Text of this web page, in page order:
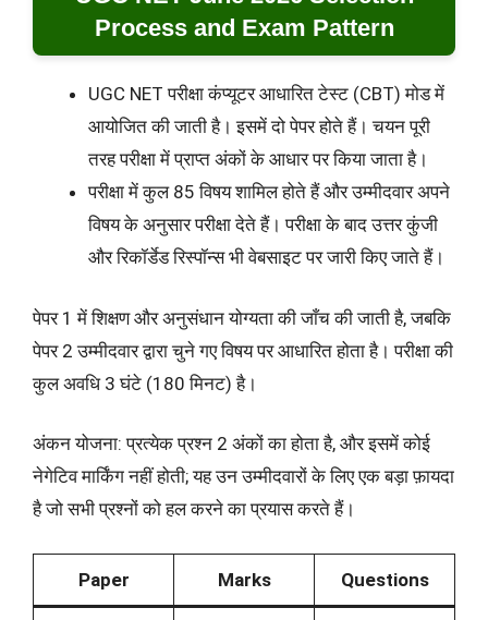
Process and Exam Pattern
UGC NET परीक्षा कंप्यूटर आधारित टेस्ट (CBT) मोड में
आयोजित की जाती है। इसमें दो पेपर होते हैं। चयन पूरी
तरह परीक्षा में प्राप्त अंकों के आधार पर किया जाता है।
परीक्षा में कुल 85 विषय शामिल होते हैं और उम्मीदवार अपने
विषय के अनुसार परीक्षा देते हैं। परीक्षा के बाद उत्तर कुंजी
और रिकॉर्डेड रिस्पॉन्स भी वेबसाइट पर जारी किए जाते हैं।
पेपर 1 में शिक्षण और अनुसंधान योग्यता की जाँच की जाती है, जबकि
पेपर 2 उम्मीदवार द्वारा चुने गए विषय पर आधारित होता है। परीक्षा की
कुल अवधि 3 घंटे (180 मिनट) है।
अंकन योजना: प्रत्येक प्रश्न 2 अंकों का होता है, और इसमें कोई
नेगेटिव मार्किंग नहीं होती; यह उन उम्मीदवारों के लिए एक बड़ा फ़ायदा
है जो सभी प्रश्नों को हल करने का प्रयास करते हैं।
Paper Marks Questions